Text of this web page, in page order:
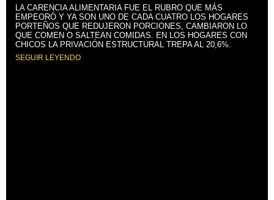
LA CARENCIA ALIMENTARIA FUE EL RUBRO QUE MÁS
EMPEORÓ Y YA SON UNO DE CADA CUATRO LOS HOGARES
PORTEÑOS QUE REDUJERON PORCIONES, CAMBIARON LO
QUE COMEN O SALTEAN COMIDAS. EN LOS HOGARES CON
CHICOS LA PRIVACIÓN ESTRUCTURAL TREPA AL 20,6%.
SEGUIR LEYENDO